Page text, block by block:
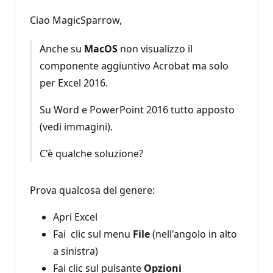
Ciao MagicSparrow,
Anche su MacOSnon visualizzo il
componente aggiuntivo Acrobat ma solo
per Excel 2016.
Su Word e PowerPoint 2016 tutto apposto
(vedi immagini).
C'è qualche soluzione?
Prova qualcosa del genere:
Apri Excel
Fai clic sul menu File(nell'angolo in alto
a sinistra)
Fai clic sul pulsante Opzioni